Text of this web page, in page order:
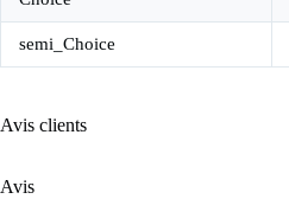
semi_Choice
Avis clients
Avis